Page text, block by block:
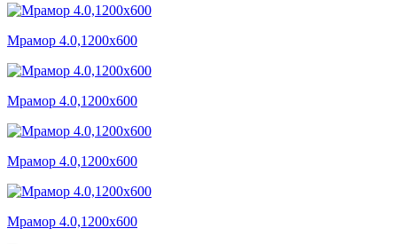
Мрамор 4.0,1200x600
Мрамор 4.0,1200x600
Мрамор 4.0,1200x600
Мрамор 4.0,1200x600